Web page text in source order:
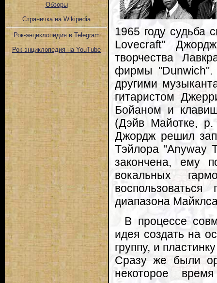
Обзоры
Страничка на Wikipedia
Рок-энциклопедия в Telegram
Рок-энциклопедия на YouTube
1965 году судьба
Lovecraft"
творчества
фирмы "Dunwich".
другими
гитаристом
Бойаном и
(Дэйв Майотке,
Джордж решил
Тэйлора "Anyway
закончена, ему
вокальных
диапазона
В процессе
идея создать на
группу, и
Сразу же были
некоторое